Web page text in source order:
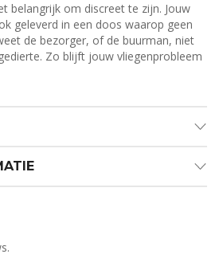
belangrijk om discreet te zijn. Jouw
geleverd in een doos waarop geen
de bezorger, of de buurman, niet
Zo blijft jouw vliegenprobleem